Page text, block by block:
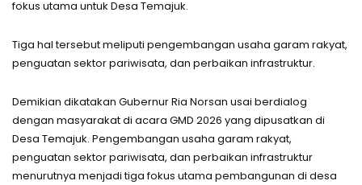
fokus utama untuk Desa Temajuk.
Tiga hal tersebut meliputi pengembangan usaha garam rakyat,
penguatan sektor pariwisata, dan perbaikan infrastruktur.
Demikian dikatakan Gubernur Ria Norsan usai berdialog
dengan masyarakat di acara GMD 2026 yang dipusatkan di
Desa Temajuk. Pengembangan usaha garam rakyat,
penguatan sektor pariwisata, dan perbaikan infrastruktur
menurutnya menjadi tiga fokus utama pembangunan di desa